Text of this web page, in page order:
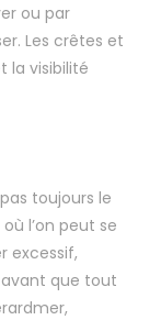
ou par
Les crêtes et
la visibilité
toujours le
l’on peut se
excessif,
que tout